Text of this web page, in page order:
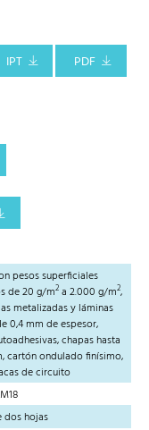
IPT PDF
pesos superficiales
de 20 g/m2 a 2.000 g/m2,
metalizadas y láminas
0,4 mm de espesor,
chapas hasta
cartón ondulado finísimo,
de circuito
hojas